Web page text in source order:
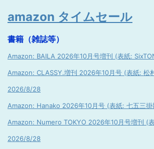
amazon タイムセール
書籍（雑誌等）
Amazon: BAILA 2026年10月号増刊 (表紙:
Amazon: CLASSY.増刊 2026年10月号 (表紙: 松
2026/8/28
Amazon: Hanako 2026年10月号 (表紙: 七五三
Amazon: Numero TOKYO 2026年10月号増刊 (
2026/8/28